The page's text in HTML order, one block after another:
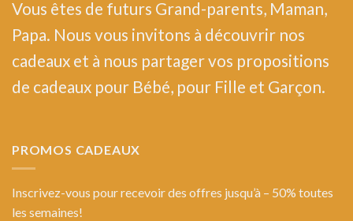
Vous êtes de futurs Grand-parents, Maman,
Papa. Nous vous invitons à découvrir nos
cadeaux et à nous partager vos propositions
de cadeaux pour Bébé, pour Fille et Garçon.
PROMOS CADEAUX
Inscrivez-vous pour recevoir des offres jusqu’à – 50% toutes
les semaines!